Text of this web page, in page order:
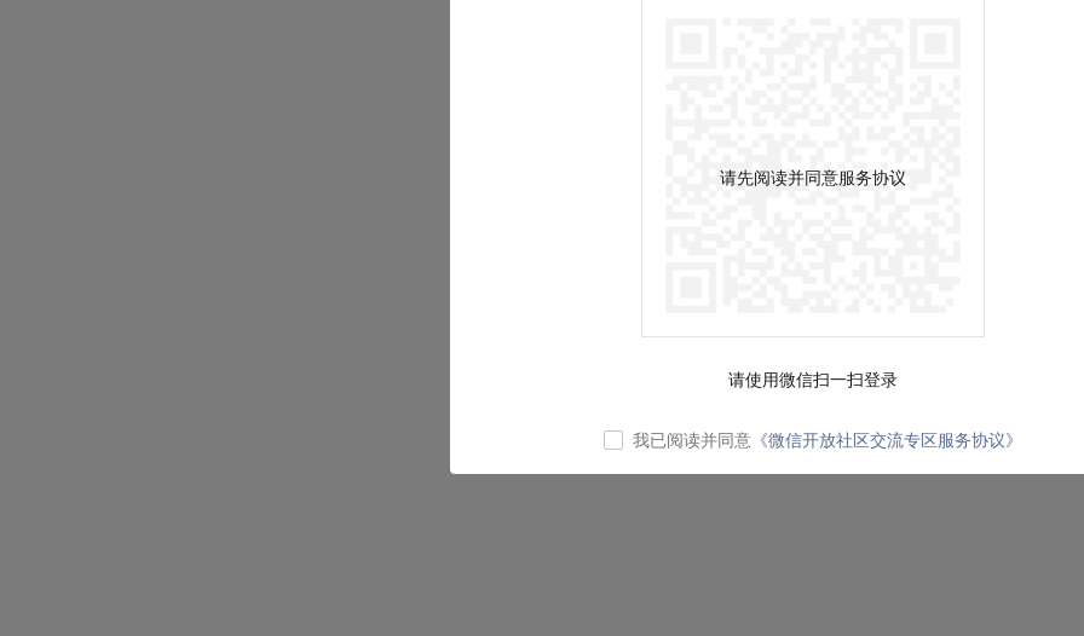
请先阅读并同意服务协议
请使用微信扫一扫登录
我已阅读并同意 《微信开放社区交流专区服务协议》